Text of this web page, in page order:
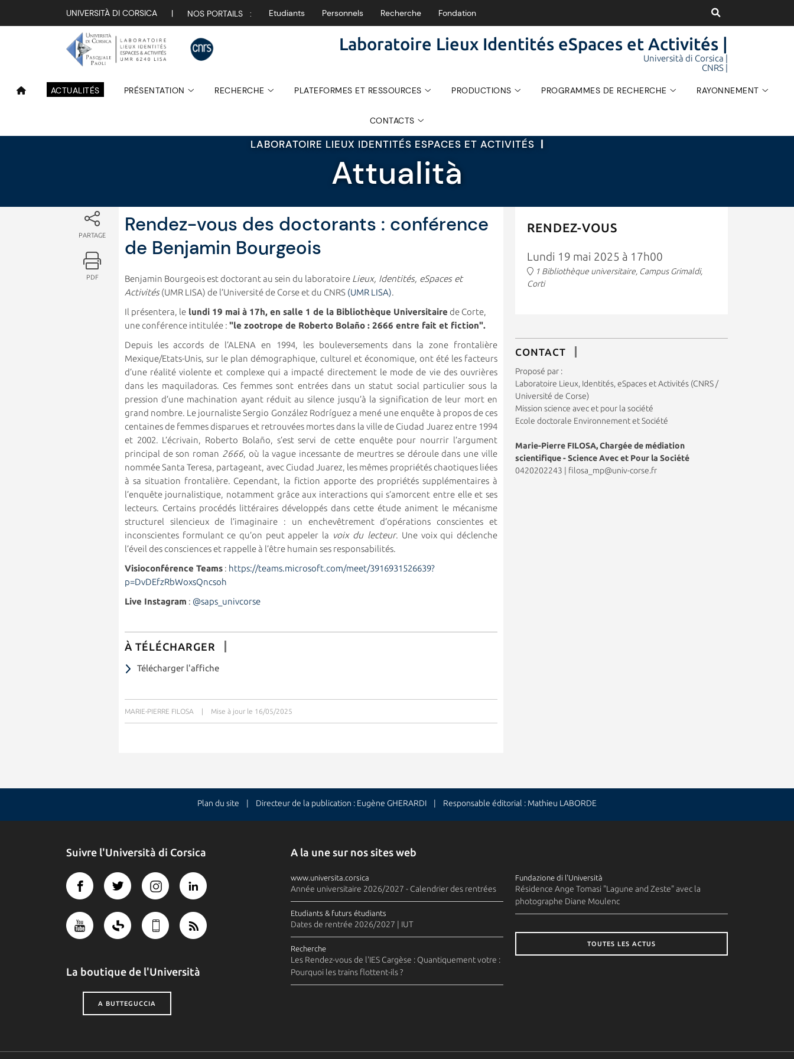
UNIVERSITÀ DI CORSICA | NOS PORTAILS : Etudiants Personnels Recherche Fondation
Laboratoire Lieux Identités eSpaces et Activités |
Università di Corsica |
CNRS |
ACTUALITÉS PRÉSENTATION RECHERCHE PLATEFORMES ET RESSOURCES PRODUCTIONS PROGRAMMES DE RECHERCHE RAYONNEMENT
CONTACTS
LABORATOIRE LIEUX IDENTITÉS ESPACES ET ACTIVITÉS |
Attualità
PARTAGE
PDF
Rendez-vous des doctorants : conférence
de Benjamin Bourgeois
Benjamin Bourgeois est doctorant au sein du laboratoire Lieux, Identités, eSpaces et
Activités(UMR LISA) de l’Université de Corse et du CNRS (UMR LISA).
Il présentera, lelundi 19 mai à 17h, en salle 1 de la Bibliothèque Universitaire de Corte,
une conférence intitulée : "le zootrope de Roberto Bolaño : 2666 entre fait et fiction".
Depuis les accords de l’ALENA en 1994, les bouleversements dans la zone frontalière
Mexique/Etats-Unis, sur le plan démographique, culturel et économique, ont été les facteurs
d’une réalité violente et complexe qui a impacté directement le mode de vie des ouvrières
dans les maquiladoras. Ces femmes sont entrées dans un statut social particulier sous la
pression d’une machination ayant réduit au silence jusqu’à la signification de leur mort en
grand nombre. Le journaliste Sergio González Rodríguez a mené une enquête à propos de ces
centaines de femmes disparues et retrouvées mortes dans la ville de Ciudad Juarez entre 1994
et 2002. L’écrivain, Roberto Bolaño, s’est servi de cette enquête pour nourrir l’argument
principal de son roman 2666, où la vague incessante de meurtres se déroule dans une ville
nommée Santa Teresa, partageant, avec Ciudad Juarez, les mêmes propriétés chaotiques liées
à sa situation frontalière. Cependant, la fiction apporte des propriétés supplémentaires à
l’enquête journalistique, notamment grâce aux interactions qui s’amorcent entre elle et ses
lecteurs. Certains procédés littéraires développés dans cette étude animent le mécanisme
structurel silencieux de l’imaginaire : un enchevêtrement d’opérations conscientes et
inconscientes formulant ce qu’on peut appeler la voix du lecteur. Une voix qui déclenche
l’éveil des consciences et rappelle à l’être humain ses responsabilités.
Visioconférence Teams: https://teams.microsoft.com/meet/3916931526639?
p=DvDEfzRbWoxsQncsoh
Live Instagram : @saps_univcorse
À TÉLÉCHARGER
Télécharger l'affiche
MARIE-PIERRE FILOSA | Mise à jour le 16/05/2025
RENDEZ-VOUS
Lundi 19 mai 2025 à 17h00
1 Bibliothèque universitaire, Campus Grimaldi,
Corti
CONTACT
Proposé par :
Laboratoire Lieux, Identités, eSpaces et Activités (CNRS /
Université de Corse)
Mission science avec et pour la société
Ecole doctorale Environnement et Société
Marie-Pierre FILOSA, Chargée de médiation
scientifique - Science Avec et Pour la Société
0420202243
filosa_mp@univ-corse.fr
Plan du site | Directeur de la publication : Eugène GHERARDI | Responsable éditorial : Mathieu LABORDE
Suivre l'Università di Corsica
La boutique de l'Università
A BUTTEGUCCIA
A la une sur nos sites web
www.universita.corsica
Année universitaire 2026/2027 - Calendrier des rentrées
Etudiants & futurs étudiants
Dates de rentrée 2026/2027 | IUT
Recherche
Les Rendez-vous de l'IES Cargèse : Quantiquement votre :
Pourquoi les trains flottent-ils ?
Fundazione di l'Università
Résidence Ange Tomasi "Lagune and Zeste" avec la
photographe Diane Moulenc
TOUTES LES ACTUS